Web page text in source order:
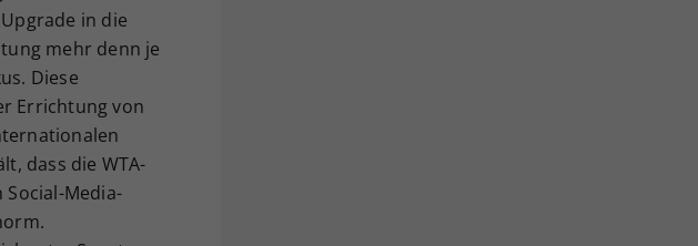
in die
mehr denn je
Diese
Errichtung von
dass die WTA-
Media-